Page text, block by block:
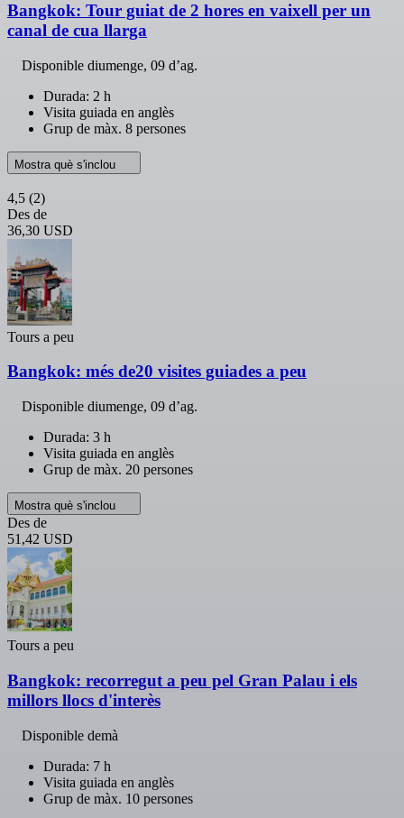
Bangkok: Tour guiat de 2 hores en vaixell per un
canal de cua llarga
Disponible diumenge, 09 d’ag.
Durada: 2 h
Visita guiada en anglès
Grup de màx. 8 persones
Mostra què s'inclou
4,5 (2)
Des de
36,30 USD
Tours a peu
Bangkok: més de20 visites guiades a peu
Disponible diumenge, 09 d’ag.
Durada: 3 h
Visita guiada en anglès
Grup de màx. 20 persones
Mostra què s'inclou
Des de
51,42 USD
Tours a peu
Bangkok: recorregut a peu pel Gran Palau i els
millors llocs d'interès
Disponible demà
Durada: 7 h
Visita guiada en anglès
Grup de màx. 10 persones